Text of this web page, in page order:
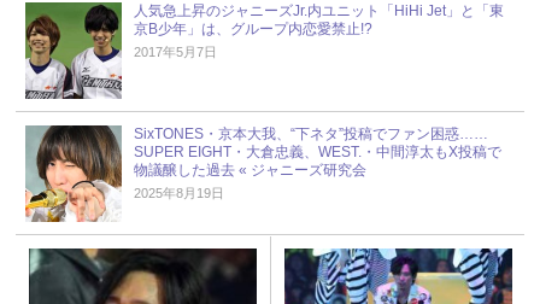
人気急上昇のジャニーズJr.内ユニット「HiHi Jet」と「東
京B少年」は、グループ内恋愛禁止!?
2017年5月7日
SixTONES・京本大我、“下ネタ”投稿でファン困惑……
SUPER EIGHT・大倉忠義、WEST.・中間淳太もX投稿で
物議醸した過去 « ジャニーズ研究会
2025年8月19日